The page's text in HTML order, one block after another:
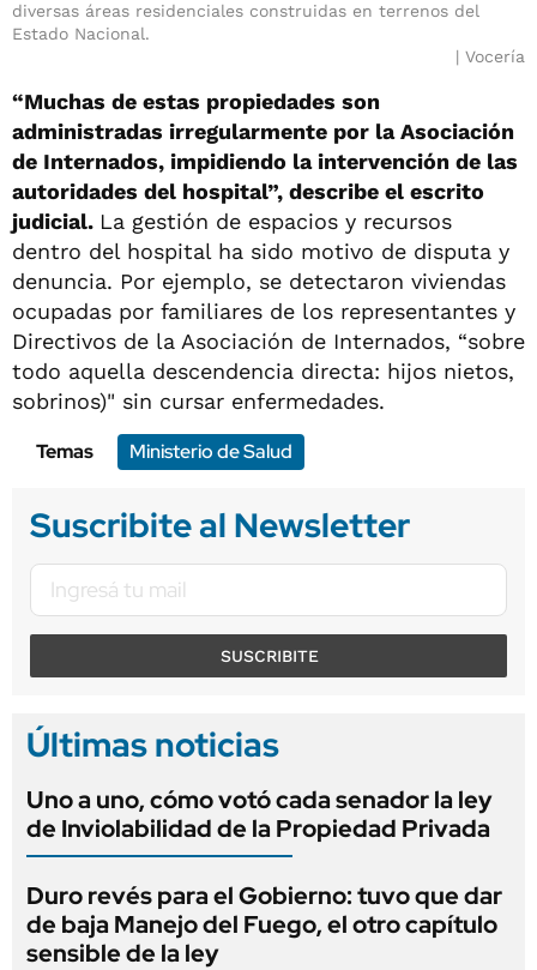
diversas áreas residenciales construidas en terrenos del
Estado Nacional.
Vocería
“Muchas de estas propiedades son
administradas irregularmente por la Asociación
de Internados, impidiendo la intervención de las
autoridades del hospital”, describe el escrito
judicial. La gestión de espacios y recursos
dentro del hospital ha sido motivo de disputa y
denuncia. Por ejemplo, se detectaron viviendas
ocupadas por familiares de los representantes y
Directivos de la Asociación de Internados, “sobre
todo aquella descendencia directa: hijos nietos,
sobrinos)" sin cursar enfermedades.
Temas
Ministerio de Salud
Suscribite al Newsletter
SUSCRIBITE
Últimas noticias
Uno a uno, cómo votó cada senador la ley
de Inviolabilidad de la Propiedad Privada
Duro revés para el Gobierno: tuvo que dar
de baja Manejo del Fuego, el otro capítulo
sensible de la ley